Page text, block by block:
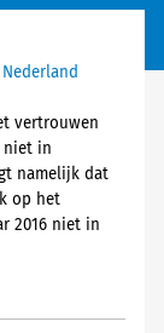
vertrouwen
niet in
namelijk dat
op het
2016 niet in